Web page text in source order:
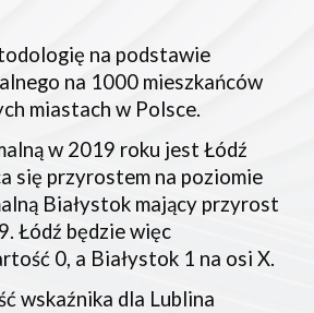
na podstawie
na 1000 mieszkańców
miastach w Polsce.
w 2019 roku jest Łódź
się przyrostem na poziomie
Białystok mający przyrost
Łódź będzie więc
0, a Białystok 1 na osi X.
wskaźnika dla Lublina